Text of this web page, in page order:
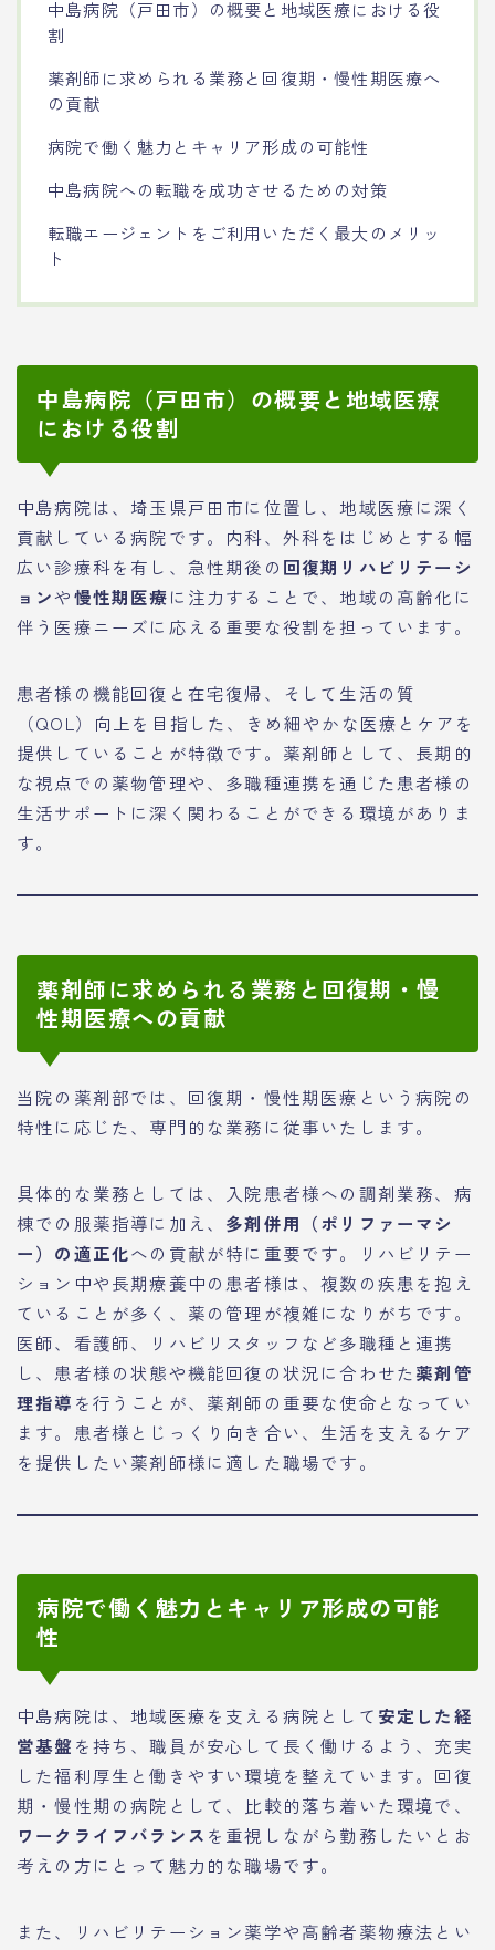
中島病院（戸田市）の概要と地域医療における役
割
薬剤師に求められる業務と回復期・慢性期医療へ
の貢献
病院で働く魅力とキャリア形成の可能性
中島病院への転職を成功させるための対策
転職エージェントをご利用いただく最大のメリッ
ト
中島病院（戸田市）の概要と地域医療
における役割
中島病院は、埼玉県戸田市に位置し、地域医療に深く
貢献している病院です。内科、外科をはじめとする幅
広い診療科を有し、急性期後の 回復期リハビリテーシ
ョンや慢性期医療に注力することで、地域の高齢化に
伴う医療ニーズに応える重要な役割を担っています。
患者様の機能回復と在宅復帰、そして生活の質
（QOL）向上を目指した、きめ細やかな医療とケアを
提供していることが特徴です。薬剤師として、長期的
な視点での薬物管理や、多職種連携を通じた患者様の
生活サポートに深く関わることができる環境がありま
す。
薬剤師に求められる業務と回復期・慢
性期医療への貢献
当院の薬剤部では、回復期・慢性期医療という病院の
特性に応じた、専門的な業務に従事いたします。
具体的な業務としては、入院患者様への調剤業務、病
棟での服薬指導に加え、 多剤併用（ポリファーマシ
ー）の適正化への貢献が特に重要です。リハビリテー
ション中や長期療養中の患者様は、複数の疾患を抱え
ていることが多く、薬の管理が複雑になりがちです。
医師、看護師、リハビリスタッフなど多職種と連携
し、患者様の状態や機能回復の状況に合わせた 薬剤管
理指導 を行うことが、薬剤師の重要な使命となってい
ます。患者様とじっくり向き合い、生活を支えるケア
を提供したい薬剤師様に適した職場です。
病院で働く魅力とキャリア形成の可能
性
中島病院は、地域医療を支える病院として 安定した経
営基盤 を持ち、職員が安心して長く働けるよう、充実
した福利厚生と働きやすい環境を整えています。回復
期・慢性期の病院として、比較的落ち着いた環境で、
ワークライフバランス を重視しながら勤務したいとお
考えの方にとって魅力的な職場です。
また、リハビリテーション薬学や高齢者薬物療法とい